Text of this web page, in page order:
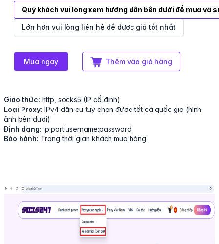
Quý khách vui lòng xem hướng dẫn bên dưới để mua và
Lớn hơn vui lòng liên hệ để được giá tốt nhất
Mua ngay Thêm vào giỏ hàng
Giao thức: http, socks5 (IP cố định)
Loại Proxy: IPv4 dân cư tuỳ chọn được tất cả quốc gia (hình
ảnh bên dưới)
Định dạng: ip:port:username:password
Bảo hành: Trong thời gian khách mua hàng